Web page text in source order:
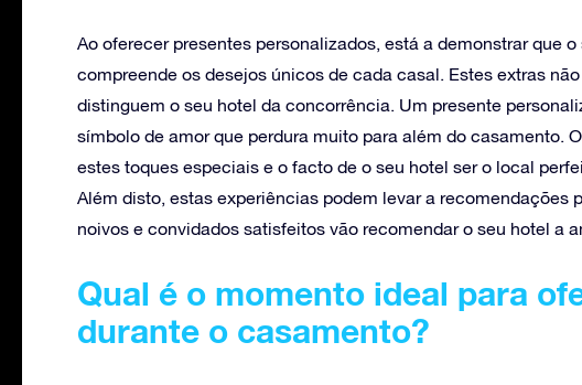
Ao oferecer presentes personalizados, está a demonstrar que
compreende os desejos únicos de cada casal. Estes extras
distinguem o seu hotel da concorrência. Um presente
símbolo de amor que perdura muito para além do casamento.
estes toques especiais e o facto de o seu hotel ser o local
Além disto, estas experiências podem levar a recomendações
noivos e convidados satisfeitos vão recomendar o seu hotel a
Qual é o momento ideal para
durante o casamento?